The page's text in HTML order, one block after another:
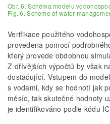
Obr. 6. Schéma modelu
Fig. 6. Scheme of water
Verifikace použitého
provedena pomocí
který provede obdobnou
Z dřívějších výpočtů by však
dostačující. Vstupem do
s vodami, kdy se hodnotí jak
měsíc, tak skutečné hodnoty
je identifikováno podle kódu